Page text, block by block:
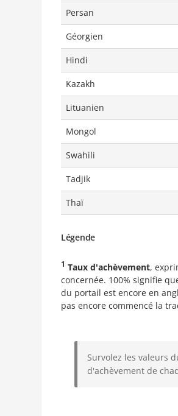
Persan
Géorgien
Hindi
Kazakh
Lituanien
Mongol
Swahili
Tadjik
Thaï
Légende
1 Taux d'achèvement,
concernée. 100% signifie
du portail est encore en
pas encore commencé la
Survolez les valeurs
d'achèvement de